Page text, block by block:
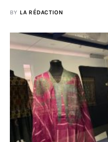
BY LA RÉDACTION